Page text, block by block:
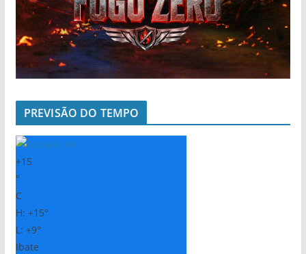
PREVISÃO DO TEMPO
+15
°
C
H: +15°
L: +9°
Ibate